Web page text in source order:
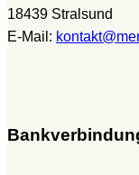
18439 Stralsund
E-Mail: